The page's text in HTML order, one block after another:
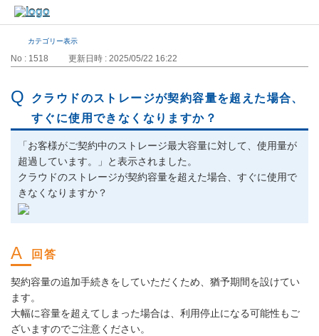
カテゴリー表示
No : 1518 更新日時 : 2025/05/22 16:22
クラウドのストレージが契約容量を超えた場合、
すぐに使用できなくなりますか？
「お客様がご契約中のストレージ最大容量に対して、使用量が
超過しています。」と表示されました。
クラウドのストレージが契約容量を超えた場合、すぐに使用で
きなくなりますか？
契約容量の追加手続きをしていただくため、猶予期間を設けてい
ます。
大幅に容量を超えてしまった場合は、利用停止になる可能性もご
ざいますのでご注意ください。